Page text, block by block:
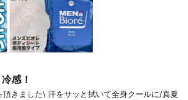
感！
頂きました⁡\ 汗をサッと拭いて全身クールに/⁡真夏